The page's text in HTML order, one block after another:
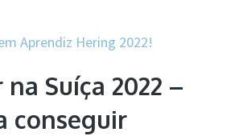
Aprendiz Hering 2022!
Suíça 2022 –
conseguir